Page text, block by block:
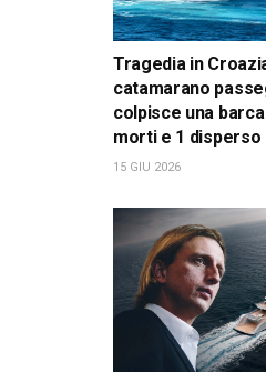
Tragedia in
catamarano
colpisce una
morti e 1 disperso
15 GIU 2026